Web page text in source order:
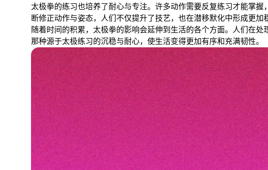
太极拳的练习也培养了耐心与专注。许多动作需要反复练习才能掌
断修正动作与姿态，人们不仅提升了技艺，也在潜移默化中形成更加
随着时间的积累，太极拳的影响会延伸到生活的各个方面。人们在处
那种源于太极练习的沉稳与耐心，使生活变得更加有序和充满韧性。